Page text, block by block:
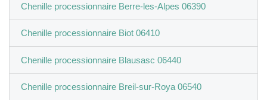
Chenille processionnaire Berre-les-Alpes 06390
Chenille processionnaire Biot 06410
Chenille processionnaire Blausasc 06440
Chenille processionnaire Breil-sur-Roya 06540